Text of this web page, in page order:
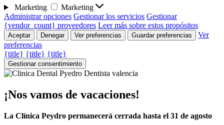
Marketing
Marketing
Administrar opciones Gestionar los servicios Gestionar
{vendor_count} proveedores Leer más sobre estos propósitos
Aceptar Denegar Ver preferencias Guardar preferencias
Ver
preferencias
{title} {title} {title}
Gestionar consentimiento
¡Nos vamos de vacaciones!
La Clínica Peydro permanecerá cerrada hasta el 31 de agosto